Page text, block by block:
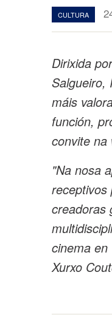
CULTURA
Dirixida
Salgueiro,
máis
función,
convite na
"Na nosa
receptivos
creadoras
cinema
Xurxo